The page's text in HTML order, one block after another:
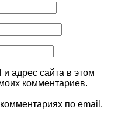
адрес сайта в этом
комментариев.
по email.